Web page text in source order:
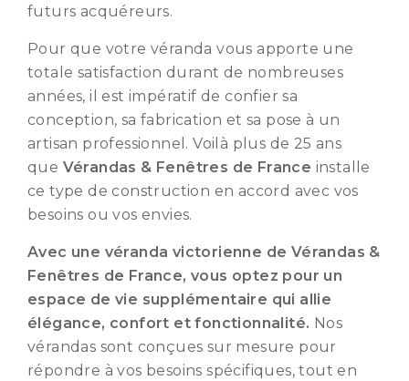
futurs acquéreurs.
Pour que votre véranda vous apporte une
totale satisfaction durant de nombreuses
années, il est impératif de confier sa
conception, sa fabrication et sa pose à un
artisan professionnel. Voilà plus de 25 ans
que Vérandas & Fenêtres de France installe
ce type de construction en accord avec vos
besoins ou vos envies.
Avec une véranda victorienne de Vérandas &
Fenêtres de France, vous optez pour un
espace de vie supplémentaire qui allie
élégance, confort et fonctionnalité. Nos
vérandas sont conçues sur mesure pour
répondre à vos besoins spécifiques, tout en